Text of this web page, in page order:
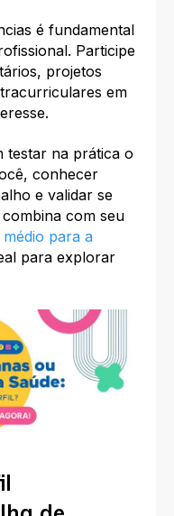
é fundamental
Participe
projetos
em
testar na prática o
conhecer
e validar se
com seu
para a
para explorar